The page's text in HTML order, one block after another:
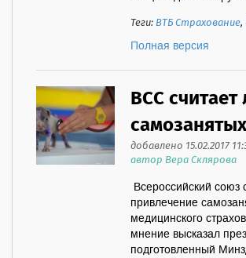
Теги:ВТБ Страхование,
Полная версия
ВСС
добавлено 15.02.2017
автор Вера Склярова
Всероссийский
привлечение
медицинского
мнение высказал
подготовленный